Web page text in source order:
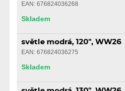
EAN: 676824036268
Skladem
světle modrá, 120", WW26
EAN: 676824036275
Skladem